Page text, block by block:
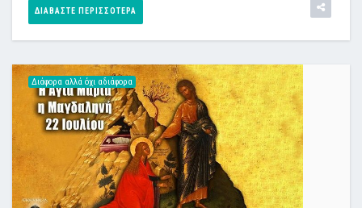
ΔΙΑΒΆΣΤΕ ΠΕΡΙΣΣΌΤΕΡΑ
Διάφορα αλλά όχι αδιάφορα